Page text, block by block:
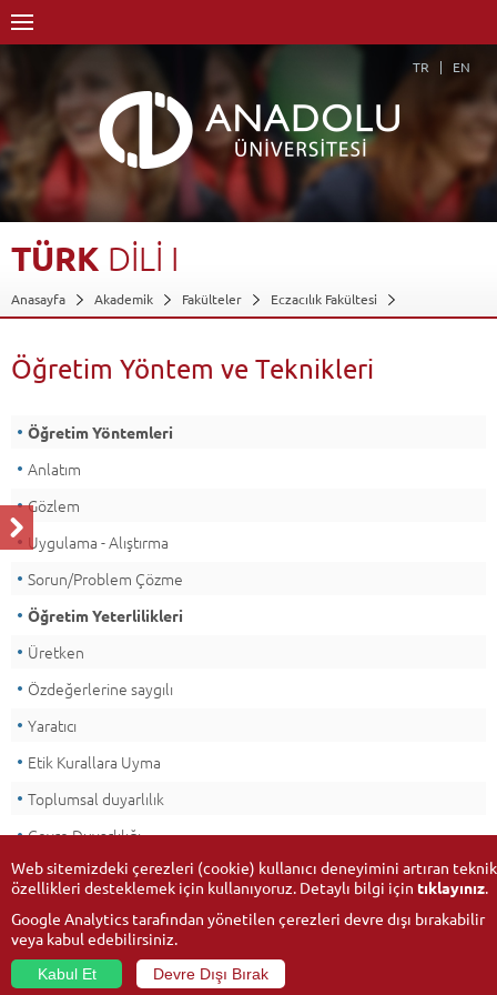
TR EN
TÜRK DİLİ I
Anasayfa Akademik Fakülteler
Eczacılık Fakültesi
Öğretim Yöntem ve Teknikleri
Öğretim Yöntemleri
Anlatım
Gözlem
Uygulama - Alıştırma
Sorun/Problem Çözme
Öğretim Yeterlilikleri
Üretken
Özdeğerlerine saygılı
Yaratıcı
Etik Kurallara Uyma
Toplumsal duyarlılık
Çevre Duyarlılığı
Web sitemizdeki çerezleri (cookie) kullanıcı deneyimini artıran teknik
özellikleri desteklemek için kullanıyoruz. Detaylı bilgi için tıklayınız.
Google Analytics tarafından yönetilen çerezleri devre dışı bırakabilir
veya kabul edebilirsiniz.
Kabul Et
Devre Dışı Bırak
© 2026Anadolu Üniversitesi- Tüm hakları saklıdır.